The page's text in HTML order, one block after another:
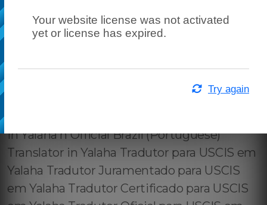
Your website license was not activated
yet or license has expired.
Try again